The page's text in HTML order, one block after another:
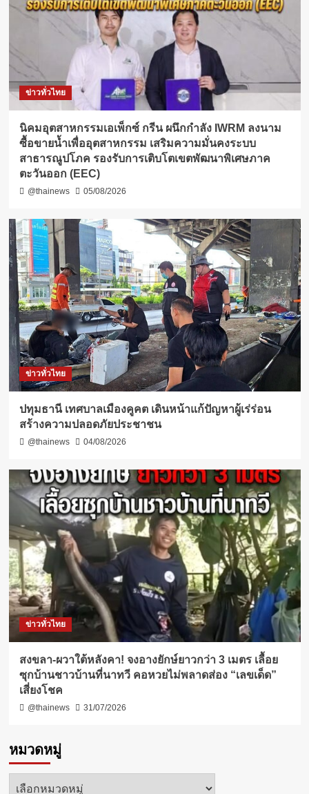
ข่าวทั่วไทย
​นิคมอุตสาหกรรมเอเพ็กซ์ กรีน ผนึกกำลัง IWRM ลงนาม
ซื้อขายน้ำเพื่ออุตสาหกรรม เสริมความมั่นคงระบบ
สาธารณูปโภค รองรับการเติบโตเขตพัฒนาพิเศษภาค
ตะวันออก (EEC)
@thainews 05/08/2026
ข่าวทั่วไทย
ปทุมธานี เทศบาลเมืองคูคต เดินหน้าแก้ปัญหาผู้เร่ร่อน
สร้างความปลอดภัยประชาชน
@thainews 04/08/2026
ข่าวทั่วไทย
สงขลา-ผวาใต้หลังคา! จงอางยักษ์ยาวกว่า 3 เมตร เลื้อย
ซุกบ้านชาวบ้านที่นาทวี คอหวยไม่พลาดส่อง “เลขเด็ด”
เสี่ยงโชค
@thainews 31/07/2026
หมวดหมู่
หมวด